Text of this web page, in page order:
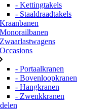
- Kettingtakels
- Staaldraadtakels
- Portaalkranen
- Bovenloopkranen
- Hangkranen
- Zwenkkranen